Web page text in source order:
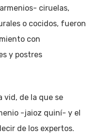
ciruelas,
o cocidos, fueron
con
y postres
vid, de la que se
-jaioz quiní- y el
de los expertos.